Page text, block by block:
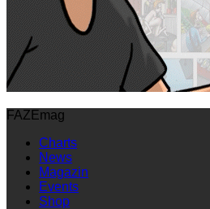
FAZEmag
Charts
News
Magazin
Events
Shop